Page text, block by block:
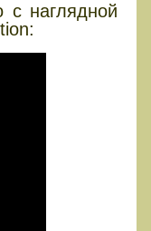
наглядной